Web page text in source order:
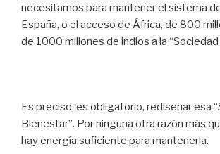
necesitamos para mantener el sistema
España, o el acceso de África, de 800
de 1000 millones de indios a la
Es preciso, es obligatorio, rediseñar esa
Bienestar”. Por ninguna otra razón más
hay energía suficiente para mantenerla.